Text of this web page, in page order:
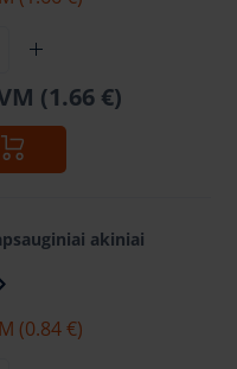
(1.66 €)
akiniai
(0.84 €)